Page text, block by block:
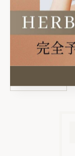
宇都宮 #肌育ケ